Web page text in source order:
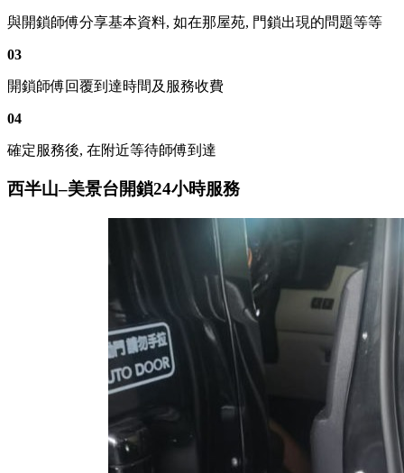
與開鎖師傅分享基本資料, 如在那屋苑, 門鎖出現的問題等等
03
開鎖師傅回覆到達時間及服務收費
04
確定服務後, 在附近等待師傅到達
西半山–美景台開鎖24小時服務